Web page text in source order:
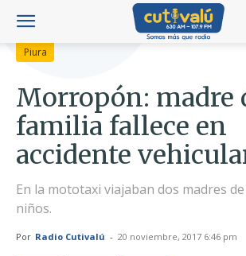
Piura
Morropón: madre
familia fallece en
accidente
En la mototaxi viajaban dos madres
niños.
Por Radio Cutivalú - 20 noviembre, 2017 6:46 pm